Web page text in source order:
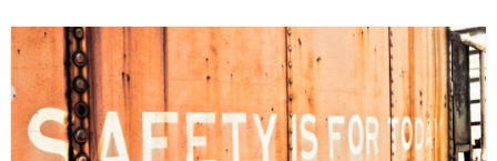
gleichzeitiger Konnektivität
der Kinder im Ausland